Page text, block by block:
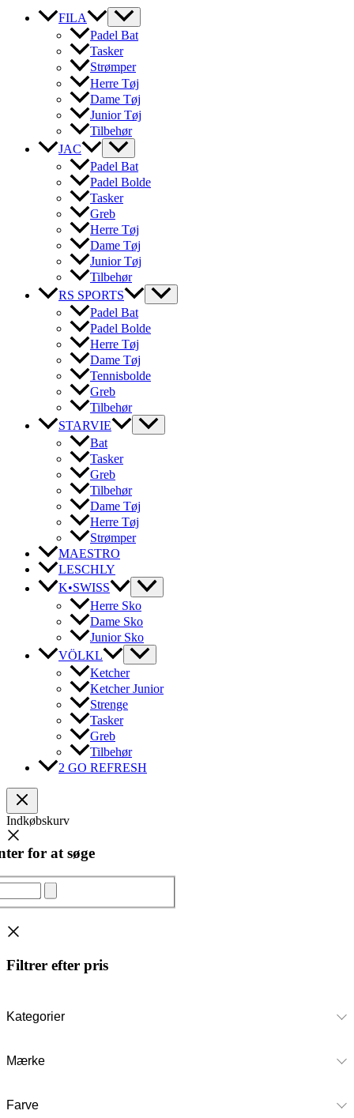
FILA
Padel Bat
Tasker
Strømper
Herre Tøj
Dame Tøj
Junior Tøj
Tilbehør
JAC
Padel Bat
Padel Bolde
Tasker
Greb
Herre Tøj
Dame Tøj
Junior Tøj
Tilbehør
RS SPORTS
Padel Bat
Padel Bolde
Herre Tøj
Dame Tøj
Tennisbolde
Greb
Tilbehør
STARVIE
Bat
Tasker
Greb
Tilbehør
Dame Tøj
Herre Tøj
Strømper
MAESTRO
LESCHLY
K•SWISS
Herre Sko
Dame Sko
Junior Sko
VÖLKL
Ketcher
Ketcher Junior
Strenge
Tasker
Greb
Tilbehør
2 GO REFRESH
Indkøbskurv
for at søge
Filtrer efter pris
Kategorier
Mærke
Farve